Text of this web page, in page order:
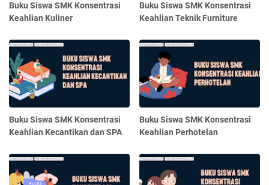
Buku Siswa SMK Konsentrasi
Keahlian Kuliner
Buku Siswa SMK Konsentrasi
Keahlian Teknik Furniture
Buku Siswa SMK Konsentrasi
Keahlian Kecantikan dan SPA
Buku Siswa SMK Konsentrasi
Keahlian Perhotelan